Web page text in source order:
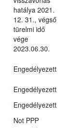
hatálya 2021.
12. 31., végső
türelmi idő
vége
2023.06.30.
Engedélyezett
Engedélyezett
Engedélyezett
Not PPP